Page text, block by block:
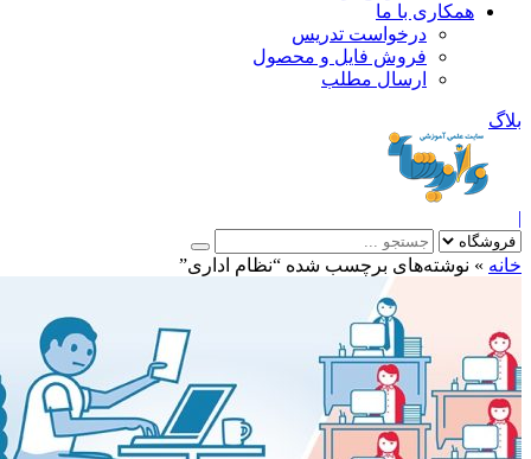
همکاری با ما
درخواست تدریس
فروش فایل و محصول
ارسال مطلب
»نوشته‌های برچسب شده “نظام اداری”